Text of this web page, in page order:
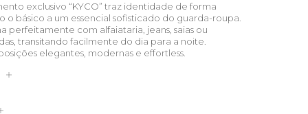
exclusivo “KYCO” traz identidade de forma
o básico a um essencial sofisticado do guarda-roupa.
perfeitamente com alfaiataria, jeans, saias ou
transitando facilmente do dia para a noite.
elegantes, modernas e effortless.